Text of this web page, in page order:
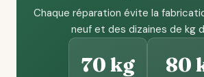
Chaque réparation évite la
neuf et des dizaines de kg
70 kg 80